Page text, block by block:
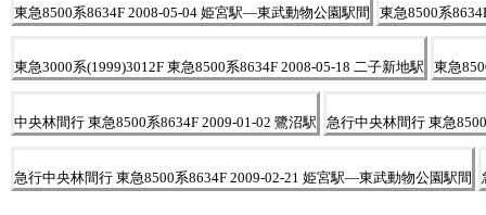
東急8500系8634F 2008-05-04 姫宮駅―東武動物公園駅間 東急8500系
東急3000系(1999)3012F 東急8500系8634F 2008-05-18 二子新地駅 東急
中央林間行 東急8500系8634F 2009-01-02 鷺沼駅 急行中央林間行 東急
急行中央林間行 東急8500系8634F 2009-02-21 姫宮駅―東武動物公園駅間